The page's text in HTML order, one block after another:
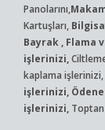
Panolarını,
Kartuşları,
Bayrak , Flama
işlerinizi,
kaplama işlerinizi,
işlerinizi,
işlerinizi,